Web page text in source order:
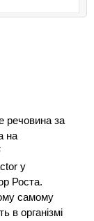
речовина за
на
у
Роста.
самому
в організмі